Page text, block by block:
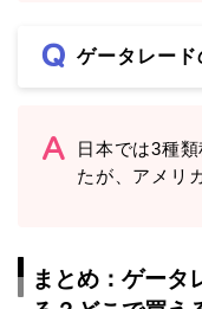
ゲータレード
日本では3種
たが、アメリ
まとめ：ゲータ